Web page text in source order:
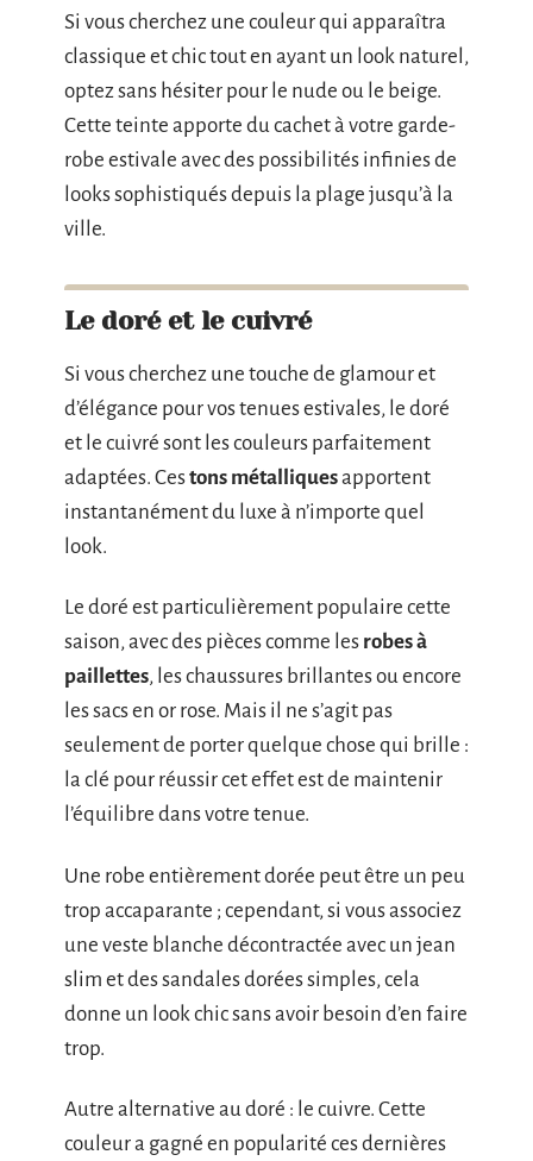
Si vous cherchez une couleur qui apparaîtra
classique et chic tout en ayant un look naturel,
optez sans hésiter pour le nude ou le beige.
Cette teinte apporte du cachet à votre garde-
robe estivale avec des possibilités infinies de
looks sophistiqués depuis la plage jusqu’à la
ville.
Le doré et le cuivré
Si vous cherchez une touche de glamour et
d’élégance pour vos tenues estivales, le doré
et le cuivré sont les couleurs parfaitement
adaptées. Cestons métalliquesapportent
instantanément du luxe à n’importe quel
look.
Le doré est particulièrement populaire cette
saison, avec des pièces comme les robes à
paillettes, les chaussures brillantes ou encore
les sacs en or rose. Mais il ne s’agit pas
seulement de porter quelque chose qui brille :
la clé pour réussir cet effet est de maintenir
l’équilibre dans votre tenue.
Une robe entièrement dorée peut être un peu
trop accaparante ; cependant, si vous associez
une veste blanche décontractée avec un jean
slim et des sandales dorées simples, cela
donne un look chic sans avoir besoin d’en faire
trop.
Autre alternative au doré : le cuivre. Cette
couleur a gagné en popularité ces dernières